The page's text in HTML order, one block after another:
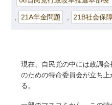
21A年金問題 21B社会保
現在、自民党の中には政調
のための特命委員会が立ち
る。